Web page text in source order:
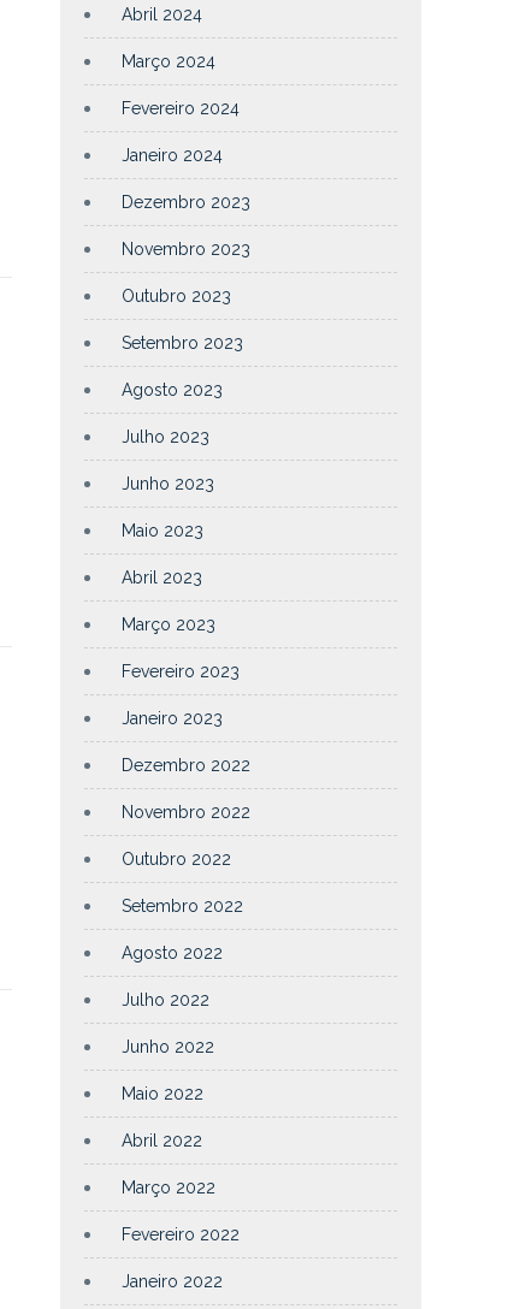
Abril 2024
Março 2024
Fevereiro 2024
Janeiro 2024
Dezembro 2023
Novembro 2023
Outubro 2023
Setembro 2023
Agosto 2023
Julho 2023
Junho 2023
Maio 2023
Abril 2023
Março 2023
Fevereiro 2023
Janeiro 2023
Dezembro 2022
Novembro 2022
Outubro 2022
Setembro 2022
Agosto 2022
Julho 2022
Junho 2022
Maio 2022
Abril 2022
Março 2022
Fevereiro 2022
Janeiro 2022